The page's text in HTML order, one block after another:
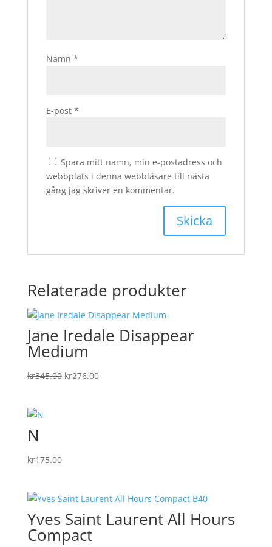
Namn *
E-post *
Spara mitt namn, min e-postadress och
webbplats i denna webbläsare till nästa
gång jag skriver en kommentar.
Relaterade produkter
Jane Iredale Disappear
Medium
kr345.00 Det
kr276.00Det
N
kr175.00
Yves Saint Laurent All Hours
Compact